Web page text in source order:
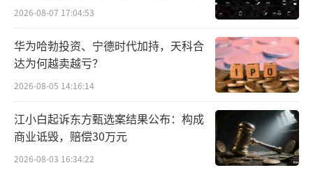
主流市场挑战与新兴市场机遇
宴席作为酒水消费的重要场景，一直是酒
企争夺的焦点，其市场特点与趋势也值得我们
不同市场级别的城市，在宴席消费上也呈现出
不同特点。
2026-08-07 17:04:53
华为哈勃投资、宁德时代加持，天科合
达为何越卖越亏？
2026-08-05 14:16:14
江小白起诉东方甄选案结果公布：构成
商业诋毁，赔偿30万元
2026-08-03 16:34:22